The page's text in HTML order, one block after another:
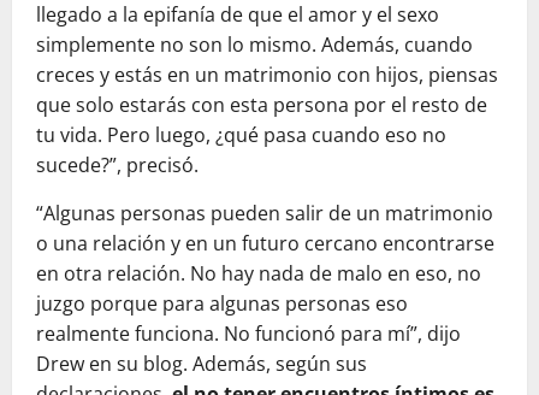
llegado a la epifanía de que el amor y el sexo
simplemente no son lo mismo. Además, cuando
creces y estás en un matrimonio con hijos, piensas
que solo estarás con esta persona por el resto de
tu vida. Pero luego, ¿qué pasa cuando eso no
sucede?”, precisó.
“Algunas personas pueden salir de un matrimonio
o una relación y en un futuro cercano encontrarse
en otra relación. No hay nada de malo en eso, no
juzgo porque para algunas personas eso
realmente funciona. No funcionó para mí”, dijo
Drew en su blog. Además, según sus